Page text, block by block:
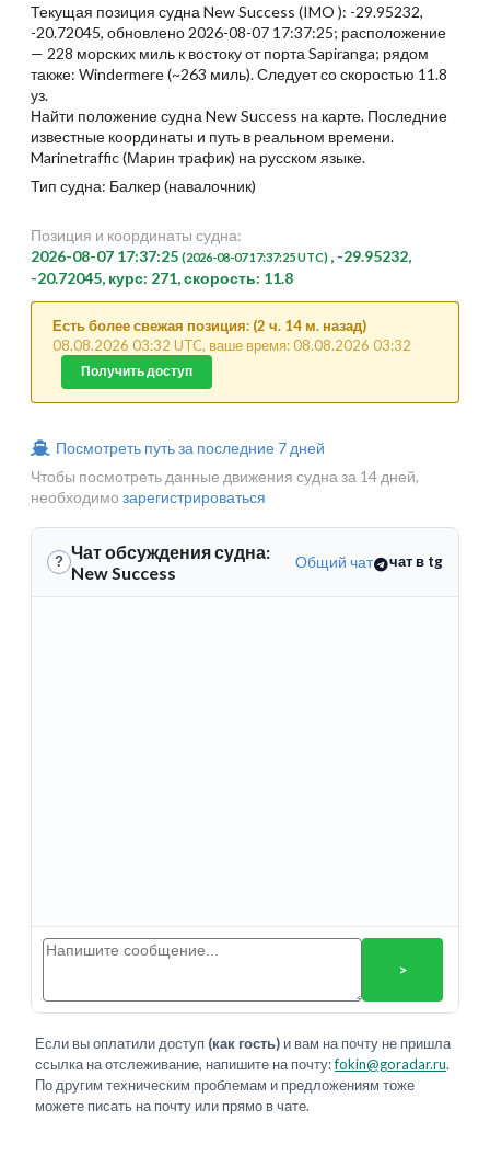
Текущая позиция судна New Success (IMO ): -29.95232,
-20.72045, обновлено 2026-08-07 17:37:25; расположение
— 228 морских миль к востоку от порта Sapiranga; рядом
также: Windermere (~263 миль). Следует со скоростью 11.8
уз.
Найти положение судна New Success на карте. Последние
известные координаты и путь в реальном времени.
Marinetraffic (Марин трафик) на русском языке.
Тип судна: Балкер (навалочник)
Позиция и координаты судна:
2026-08-07 17:37:25 (2026-08-07 17:37:25 UTC) , -29.95232,
-20.72045, курс: 271, скорость: 11.8
Есть более свежая позиция: (2 ч. 14 м. назад)
08.08.2026 03:32 UTC, ваше время: 08.08.2026 03:32
Получить доступ
Посмотреть путь за последние 7 дней
Чтобы посмотреть данные движения судна за 14 дней,
необходимо зарегистрироваться
? Чат обсуждения судна:
New Success
Общий чат чат в tg
>
Если вы оплатили доступ (как гость) и вам на почту не пришла
ссылка на отслеживание, напишите на почту:fokin@goradar.ru.
По другим техническим проблемам и предложениям тоже
можете писать на почту или прямо в чате.